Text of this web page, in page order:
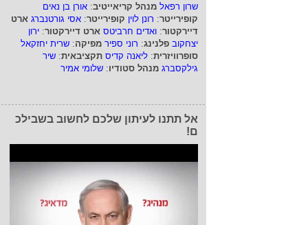
שרון רפאל מנהל קריאייטיב: אורן בן נאים
קופירייטר: רונן לוין קופירייטר: אסי גורטנברג ארט
דיירקטור: ואדים חרביטס ארט דיירקטור: ירון
יצחקוב פלנינג: רוני ספיר מפיקה: שרית יחזקאל
סופרוויזרית: ליאנה קדיס תקציבאית: שיר
גילקסברג מנהל סטודיו: שלומי אמיר
אל תתנו לעיתון שלכם לחשוב בשבילכ
ם!